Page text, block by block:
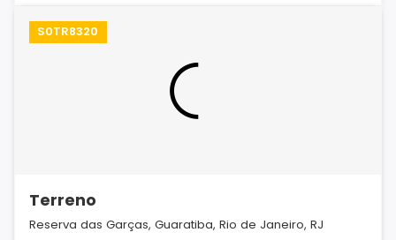
S0TR8320
Terreno
Reserva das Garças, Guaratiba, Rio de Janeiro, RJ